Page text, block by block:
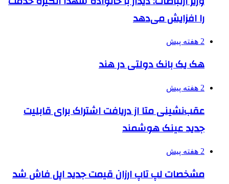
را افزایش می‌دهد
2 هفته پیش
هک یک بانک دولتی در هند
2 هفته پیش
عقب‌نشینی متا از دریافت اشتراک برای قابلیت
جدید عینک هوشمند
2 هفته پیش
مشخصات لپ تاپ ارزان قیمت جدید اپل فاش شد